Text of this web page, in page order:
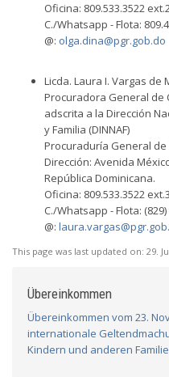
Oficina: 809.533.3522
C./Whatsapp - Flota:
@: olga.dina@pgr.gob.do
Licda. Laura I. Vargas de
Procuradora General de
adscrita a la Dirección
y Familia (DINNAF)
Procuraduría General de
Dirección: Avenida
República Dominicana.
Oficina: 809.533.3522
C./Whatsapp - Flota: (829)
@:
This page was last updated on: 29.
Übereinkommen
Übereinkommen vom 23.
internationale
Kindern und anderen